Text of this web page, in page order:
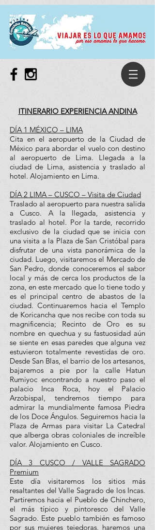
ITINERARIO EXPERIENCIA ANDINA
DÍA 1 MÉXICO – LIMA
Cita en el aeropuerto de la Ciudad de
México para abordar el vuelo con destino
al aeropuerto de Lima. Llegada a la
ciudad de Lima, asistencia y traslado al
hotel. Alojamiento en Lima.
DÍA 2 LIMA – CUSCO – Visita de Ciudad
Traslado al aeropuerto para nuestra salida
a Cusco. A la llegada, asistencia y
traslado al hotel. Por la tarde, recorrido
exclusivo de la ciudad que se inicia con
una visita a la Plaza de San Cristóbal para
disfrutar de una vista panorámica de la
ciudad. Luego, visitaremos el Mercado de
San Pedro, donde conoceremos el sabor
local y más de cerca los productos de la
zona, en este mercado que lo tiene todo y
es el principal centro de abastos de la
ciudad. Continuaremos hacia el Templo
de Koricancha que nos recibe con toda su
magnificencia; Recinto de Oro es su
nombre en quechua y su fastuosidad aún
se siente en esas paredes que alguna vez
estuvieron totalmente revestidas de oro.
Desde San Blas, el barrio de los artesanos,
bajaremos a pie por la calle Hatun
Rumiyoc encontrando a nuestro paso el
palacio Inca Roca, hoy el Palacio
Arzobispal, tendremos tiempo para
admirar la mundialmente famosa Piedra
de los Doce Ángulos. Seguiremos hacia la
Plaza de Armas para visitar La Catedral
que alberga obras coloniales de increíble
valor. Alojamiento en Cusco.
DÍA 3 CUSCO / VALLE SAGRADO
Premium
Este día visitaremos los sitios más
resaltantes del Valle Sagrado de los Incas.
Partiremos hacia el Pueblo de Chinchero,
el más típico y pintoresco del Valle
Sagrado. Este pueblo también es famoso
por sus mujeres tejedoras, haremos una